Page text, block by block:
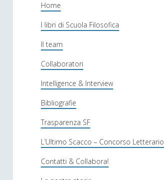
o
l
a
f
i
l
o
s
o
Home
I libri di Scuola Filosofica
Il team
Collaboratori
Intelligence & Interview
Bibliografie
Trasparenza SF
L’Ultimo Scacco – Concorso Letterario
Contatti & Collabora!